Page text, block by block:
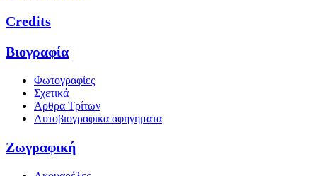
Credits
Βιογραφία
Φωτογραφίες
Σχετικά
Άρθρα Τρίτων
Αυτοβιογραφικα αφηγηματα
Ζωγραφική